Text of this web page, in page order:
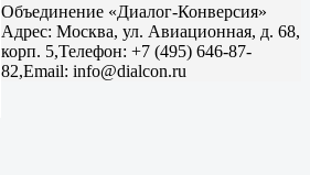
Объединение «Диалог-Конверсия»
Адрес: Москва, ул. Авиационная, д. 68,
корп. 5,Телефон: +7 (495) 646-87-
82,Email: info@dialcon.ru